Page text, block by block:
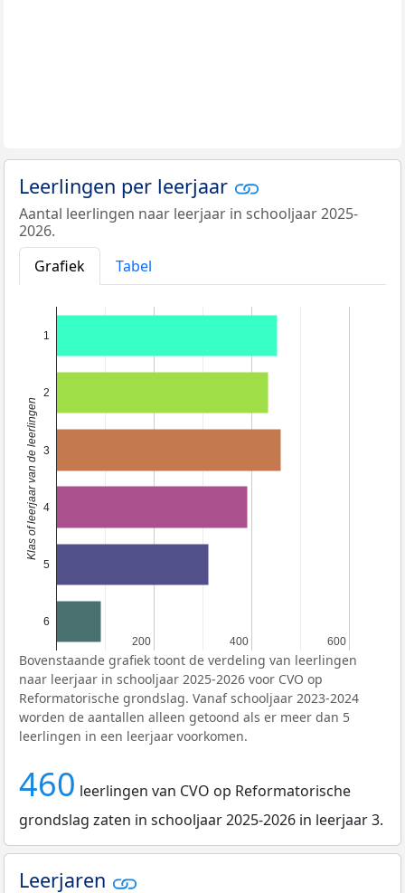
Leerlingen per leerjaar
Aantal leerlingen naar leerjaar in schooljaar 2025-
2026.
Grafiek
Tabel
200
200 400
400 600
600
1
2
3
4
5
6
Klas of leerjaar van de leerlingen
Bovenstaande grafiek toont de verdeling van leerlingen
naar leerjaar in schooljaar 2025-2026 voor CVO op
Reformatorische grondslag. Vanaf schooljaar 2023-2024
worden de aantallen alleen getoond als er meer dan 5
leerlingen in een leerjaar voorkomen.
460 leerlingen van CVO op Reformatorische
grondslag zaten in schooljaar 2025-2026 in leerjaar 3.
Leerjaren